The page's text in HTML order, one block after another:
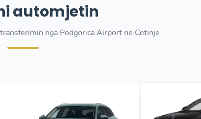
automjetin
nga Podgorica Airport në Cetinje